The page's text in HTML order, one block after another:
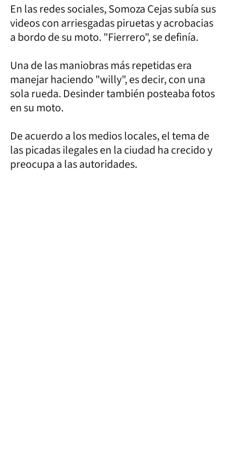
En las redes sociales, Somoza Cejas subía sus
videos con arriesgadas piruetas y acrobacias
a bordo de su moto. "Fierrero", se definía.
Una de las maniobras más repetidas era
manejar haciendo "willy", es decir, con una
sola rueda. Desinder también posteaba fotos
en su moto.
De acuerdo a los medios locales, el tema de
las picadas ilegales en la ciudad ha crecido y
preocupa a las autoridades.